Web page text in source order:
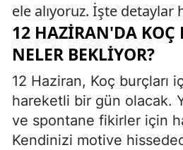
ele alıyoruz. İşte detaylar
12 HAZIRAN'DA KOÇ
NELER BEKLIYOR?
12 Haziran, Koç burçları
hareketli bir gün olacak.
ve spontane fikirler için
Kendinizi motive